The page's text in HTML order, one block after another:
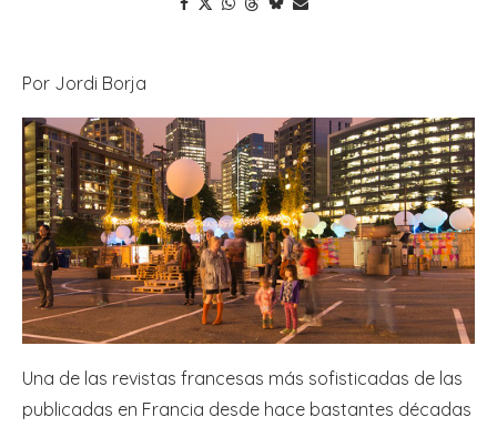
Por Jordi Borja
Una de las revistas francesas más sofisticadas de las
publicadas en Francia desde hace bastantes décadas